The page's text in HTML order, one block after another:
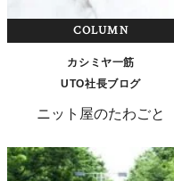
COLUMN
カシミヤ一筋
UTO社長ブログ
ニット屋のたわごと